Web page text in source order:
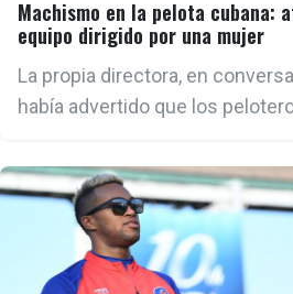
Machismo en la pelota cubana:
equipo dirigido por una mujer
La propia directora, en
había advertido que los